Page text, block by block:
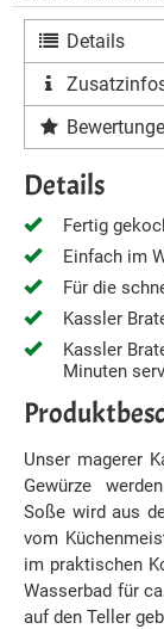
Details
Details
Fertig
Einfach im
Für die
Kassler
Kassler
Minuten
Unser magerer
Gewürze
Soße wird aus
vom
im praktischen
Wasserbad für
auf den Teller